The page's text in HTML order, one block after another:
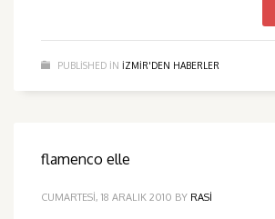
PUBLISHED IN IZMIR'DEN HABERLER
flamenco elle
CUMARTESI, 18 ARALIK 2010 BY RASI